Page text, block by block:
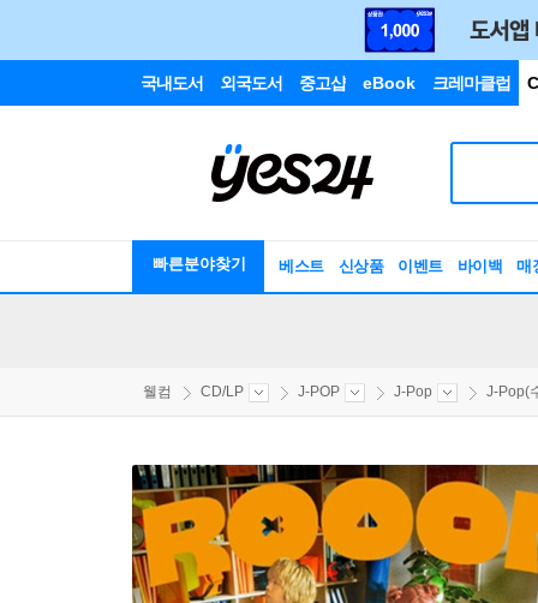
국내도서 외국도서 중고샵 eBook 크레마클럽
빠른분야찾기 베스트 신상품 이벤트 바이백 매
웰컴 CD/LP J-POP J-Pop J-Pop(